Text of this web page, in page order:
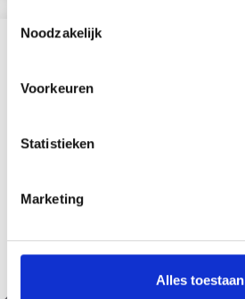
Noodzakelijk
Voorkeuren
Statistieken
Marketing
Alles toestaan
D'AUTRES ONT ÉGALEMENT
11% de réduction